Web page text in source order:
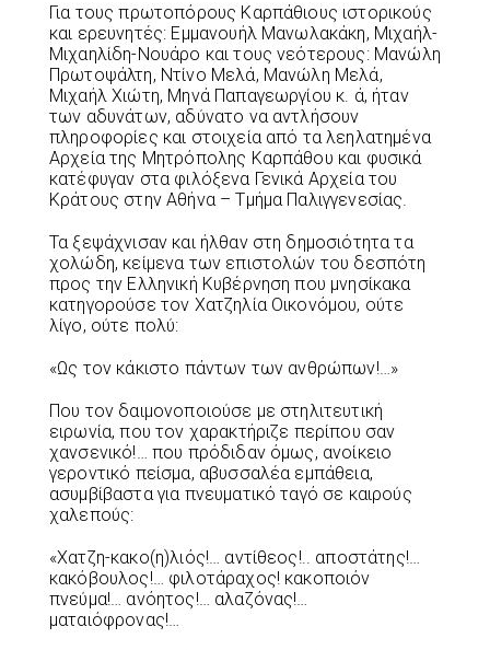
Για τους πρωτοπόρους Καρπάθιους ιστορικούς
και ερευνητές: Εμμανουήλ Μανωλακάκη, Μιχαήλ-
Μιχαηλίδη-Νουάρο και τους νεότερους: Μανώλη
Πρωτοψάλτη, Ντίνο Μελά, Μανώλη Μελά,
Μιχαήλ Χιώτη, Μηνά Παπαγεωργίου κ. ά, ήταν
των αδυνάτων, αδύνατο να αντλήσουν
πληροφορίες και στοιχεία από τα λεηλατημένα
Αρχεία της Μητρόπολης Καρπάθου και φυσικά
κατέφυγαν στα φιλόξενα Γενικά Αρχεία του
Κράτους στην Αθήνα – Τμήμα Παλιγγενεσίας.
Τα ξεψάχνισαν και ήλθαν στη δημοσιότητα τα
χολώδη, κείμενα των επιστολών του δεσπότη
προς την Ελληνική Κυβέρνηση που μνησίκακα
κατηγορούσε τον Χατζηλία Οικονόμου, ούτε
λίγο, ούτε πολύ:
«Ως τον κάκιστο πάντων των ανθρώπων!…»
Που τον δαιμονοποιούσε με στηλιτευτική
ειρωνία, που τον χαρακτήριζε περίπου σαν
χανσενικό!… που πρόδιδαν όμως, ανοίκειο
γεροντικό πείσμα, αβυσσαλέα εμπάθεια,
ασυμβίβαστα για πνευματικό ταγό σε καιρούς
χαλεπούς:
«Χατζη-κακο(η)λιός!… αντίθεος!.. αποστάτης!…
κακόβουλος!… φιλοτάραχος! κακοποιόν
πνεύμα!… ανόητος!… αλαζόνας!…
ματαιόφρονας!…